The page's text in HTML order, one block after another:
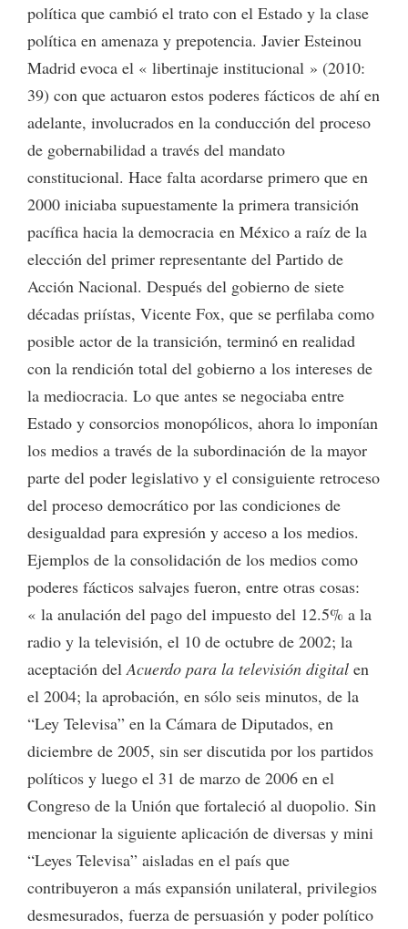
política que cambió el trato con el Estado y la clase
política en amenaza y prepotencia. Javier Esteinou
Madrid evoca el « libertinaje institucional » (2010:
39) con que actuaron estos poderes fácticos de ahí en
adelante, involucrados en la conducción del proceso
de gobernabilidad a través del mandato
constitucional. Hace falta acordarse primero que en
2000 iniciaba supuestamente la primera transición
pacífica hacia la democracia en México a raíz de la
elección del primer representante del Partido de
Acción Nacional. Después del gobierno de siete
décadas priístas, Vicente Fox, que se perfilaba como
posible actor de la transición, terminó en realidad
con la rendición total del gobierno a los intereses de
la mediocracia. Lo que antes se negociaba entre
Estado y consorcios monopólicos, ahora lo imponían
los medios a través de la subordinación de la mayor
parte del poder legislativo y el consiguiente retroceso
del proceso democrático por las condiciones de
desigualdad para expresión y acceso a los medios.
Ejemplos de la consolidación de los medios como
poderes fácticos salvajes fueron, entre otras cosas:
« la anulación del pago del impuesto del 12.5% a la
radio y la televisión, el 10 de octubre de 2002; la
aceptación del Acuerdo para la televisión digital en
el 2004; la aprobación, en sólo seis minutos, de la
“Ley Televisa” en la Cámara de Diputados, en
diciembre de 2005, sin ser discutida por los partidos
políticos y luego el 31 de marzo de 2006 en el
Congreso de la Unión que fortaleció al duopolio. Sin
mencionar la siguiente aplicación de diversas y mini
“Leyes Televisa” aisladas en el país que
contribuyeron a más expansión unilateral, privilegios
desmesurados, fuerza de persuasión y poder político